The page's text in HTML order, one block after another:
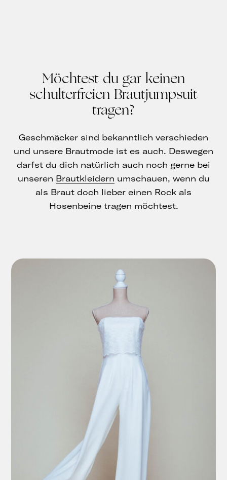
Möchtest du gar keinen
schulterfreien Brautjumpsuit
tragen?
Geschmäcker sind bekanntlich verschieden
und unsere Brautmode ist es auch. Deswegen
darfst du dich natürlich auch noch gerne bei
unseren Brautkleidern umschauen, wenn du
als Braut doch lieber einen Rock als
Hosenbeine tragen möchtest.